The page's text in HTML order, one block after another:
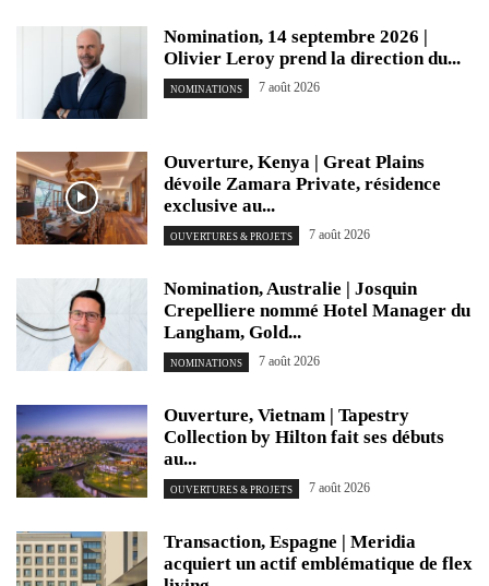
Nomination, 14 septembre 2026 |
Olivier Leroy prend la direction du...
NOMINATIONS 7 août 2026
Ouverture, Kenya | Great Plains
dévoile Zamara Private, résidence
exclusive au...
OUVERTURES & PROJETS 7 août 2026
Nomination, Australie | Josquin
Crepelliere nommé Hotel Manager du
Langham, Gold...
NOMINATIONS 7 août 2026
Ouverture, Vietnam | Tapestry
Collection by Hilton fait ses débuts
au...
OUVERTURES & PROJETS 7 août 2026
Transaction, Espagne | Meridia
acquiert un actif emblématique de flex